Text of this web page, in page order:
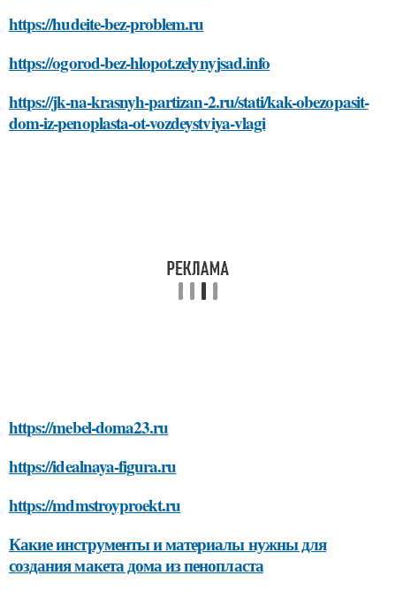
https://hudeite-bez-problem.ru
https://ogorod-bez-hlopot.zelynyjsad.info
https://jk-na-krasnyh-partizan-2.ru/stati/kak-obezopasit-
dom-iz-penoplasta-ot-vozdeystviya-vlagi
https://mebel-doma23.ru
https://idealnaya-figura.ru
https://mdmstroyproekt.ru
Какие инструменты и материалы нужны для
создания макета дома из пенопласта